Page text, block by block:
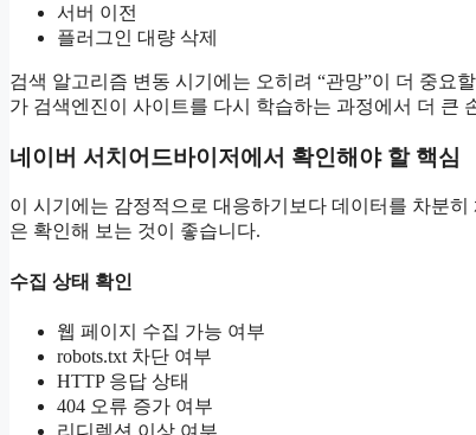
서버 이전
플러그인 대량 삭제
검색 알고리즘 변동 시기에는 오히려 “관망”이 더 중요
가 검색엔진이 사이트를 다시 학습하는 과정에서 더 큰
네이버 서치어드바이저에서 확인해야 할 핵심
이 시기에는 감정적으로 대응하기보다 데이터를 차분
은 확인해 보는 것이 좋습니다.
수집 상태 확인
웹 페이지 수집 가능 여부
robots.txt 차단 여부
HTTP 응답 상태
404 오류 증가 여부
리디렉션 이상 여부